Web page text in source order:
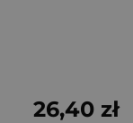
26,40 zł